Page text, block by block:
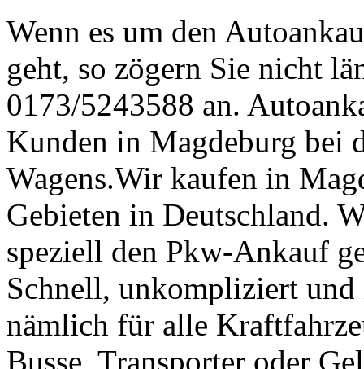
Wenn es um den
geht, so zögern Sie nicht
0173/5243588 an.
Kunden in Magdeburg bei
Wagens.Wir kaufen in
Gebieten in Deutschland.
speziell den Pkw-Ankauf
Schnell, unkompliziert
nämlich für alle
Busse, Transporter oder